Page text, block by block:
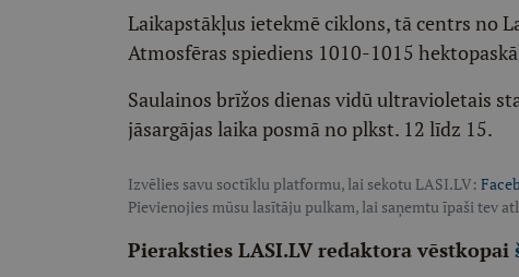
Laikapstākļus ietekmē ciklons, tā centrs no
Atmosfēras spiediens 1010-1015
Saulainos brīžos dienas vidū ultravioletais
jāsargājas laika posmā no plkst. 12 līdz 15.
Izvēlies savu soctīklu platformu, lai sekotu LASI.LV:
Pievienojies mūsu lasītāju pulkam, lai saņemtu īpaši tev
Pieraksties LASI.LV redaktora vēstkopai